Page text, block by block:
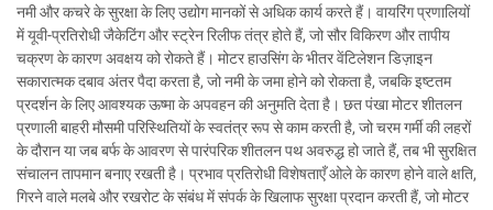
नमी और कचरे के सुरक्षा के लिए उद्योग मानकों से अधिक कार्य करते हैं। वायरिंग प्रणालियों
में यूवी-प्रतिरोधी जैकेटिंग और स्ट्रेन रिलीफ तंत्र होते हैं, जो सौर विकिरण और तापीय
चक्रण के कारण अवक्षय को रोकते हैं। मोटर हाउसिंग के भीतर वेंटिलेशन डिज़ाइन
सकारात्मक दबाव अंतर पैदा करता है, जो नमी के जमा होने को रोकता है, जबकि इष्टतम
प्रदर्शन के लिए आवश्यक ऊष्मा के अपवहन की अनुमति देता है। छत पंखा मोटर शीतलन
प्रणाली बाहरी मौसमी परिस्थितियों के स्वतंत्र रूप से काम करती है, जो चरम गर्मी की लहरों
के दौरान या जब बर्फ के आवरण से पारंपरिक शीतलन पथ अवरुद्ध हो जाते हैं, तब भी सुरक्षित
संचालन तापमान बनाए रखती है। प्रभाव प्रतिरोधी विशेषताएँ ओले के कारण होने वाले क्षति,
गिरने वाले मलबे और रखरोट के संबंध में संपर्क के खिलाफ सुरक्षा प्रदान करती हैं, जो मोटर